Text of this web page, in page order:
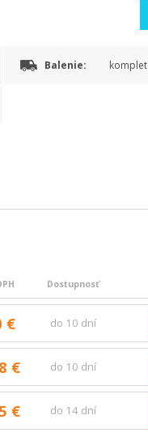
Balenie:
Dostupnosť
€ do 10 dní
€ do 10 dní
€ do 14 dní